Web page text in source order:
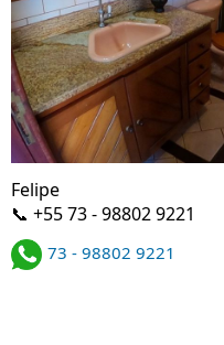
Felipe
📞 +55 73 - 98802 9221
73 - 98802 9221